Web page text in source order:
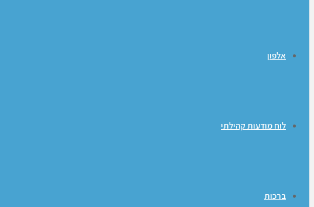
אלפון
לוח מודעות קהילתי
ברכות